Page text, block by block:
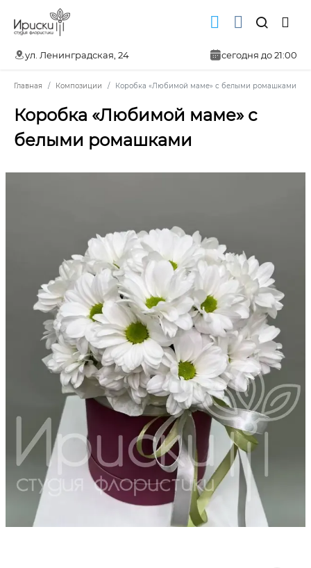
ул. Ленинградская, 24 сегодня до 21:00
Главная Композиции Коробка «Любимой маме» с белыми ромашками
Коробка «Любимой маме» с
белыми ромашками